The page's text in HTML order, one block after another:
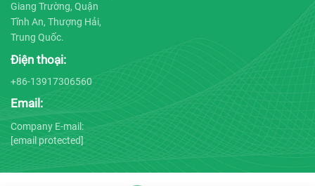
Giang Trường, Quận
Tĩnh An, Thượng Hải,
Trung Quốc.
Điện thoại:
+86-13917306560
Email:
Company E-mail:
[email protected]